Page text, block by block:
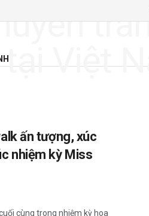
ấn tượng, xúc
nhiệm kỳ Miss
cùng trong nhiệm kỳ hoa